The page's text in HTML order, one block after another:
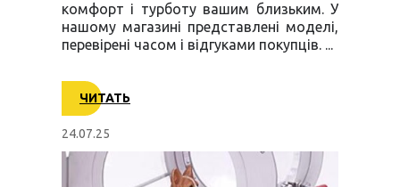
комфорт і турботу вашим близьким. У
нашому магазині представлені моделі,
перевірені часом і відгуками покупців. ...
ЧИТАТЬ
24.07.25